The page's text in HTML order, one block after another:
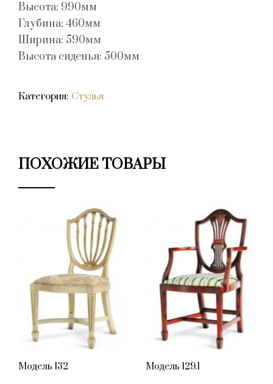
Высота: 990мм
Глубина: 460мм
Ширина: 590мм
Высота сиденья: 500мм
Категория: Стулья
ПОХОЖИЕ ТОВАРЫ
Модель 132 Модель 129.1